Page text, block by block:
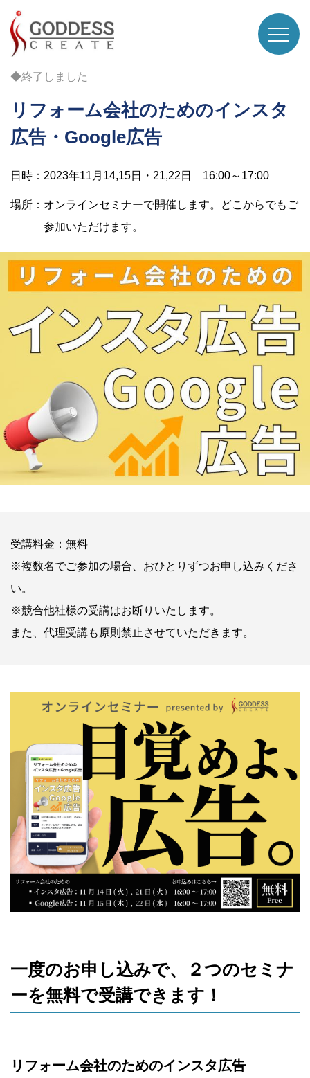
◆終了しました
リフォーム会社のためのインスタ
広告・Google広告
日時：2023年11月14,15日・21,22日 16:00～17:00
場所：オンラインセミナーで開催します。どこからでもご
参加いただけます。
受講料金：無料
※複数名でご参加の場合、おひとりずつお申し込みくださ
い。
※競合他社様の受講はお断りいたします。
また、代理受講も原則禁止させていただきます。
一度のお申し込みで、２つのセミナ
ーを無料で受講できます！
リフォーム会社のためのインスタ広告